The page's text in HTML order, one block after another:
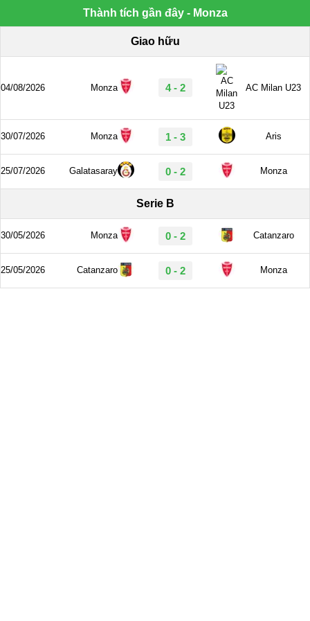
Thành tích gần đây - Monza
Giao hữu
04/08/2026 Monza 4 - 2 AC Milan U23
30/07/2026 Monza 1 - 3 Aris
25/07/2026 Galatasaray 0 - 2 Monza
Serie B
30/05/2026 Monza 0 - 2 Catanzaro
25/05/2026 Catanzaro 0 - 2 Monza